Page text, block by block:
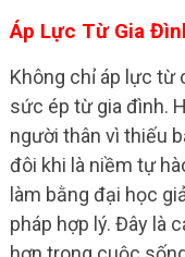
Áp Lực Từ Gia
Không chỉ áp lực từ
sức ép từ gia đình.
người thân vì thiếu
đôi khi là niềm tự
làm bằng đại học
pháp hợp lý. Đây là